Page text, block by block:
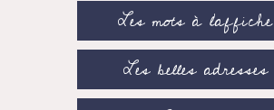
Les mots à l’affiche
Les belles adresses